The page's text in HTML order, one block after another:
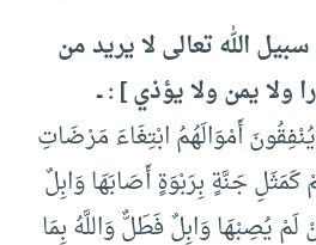
الله تعالى لا يريد من
يمن ولا يؤذي ] : ــ
أَمْوَالَهُمُ ابْتِغَاءَ مَرْضَاتِ
كَمَثَلِ جَنَّةٍ بِرَبْوَةٍ أَصَابَهَا وَابِلٌ
يُصِبْهَا وَابِلٌ فَطَلٌّ وَاللَّهُ بِمَا